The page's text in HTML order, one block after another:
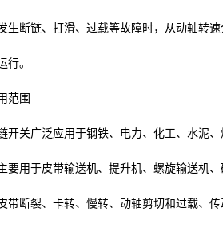
生断链、打滑、过载等故障时，从动轴转
行。
范围
开关广泛应用于钢铁、电力、化工、水泥
要用于皮带输送机、提升机、螺旋输送机
带断裂、卡转、慢转、动轴剪切和过载、